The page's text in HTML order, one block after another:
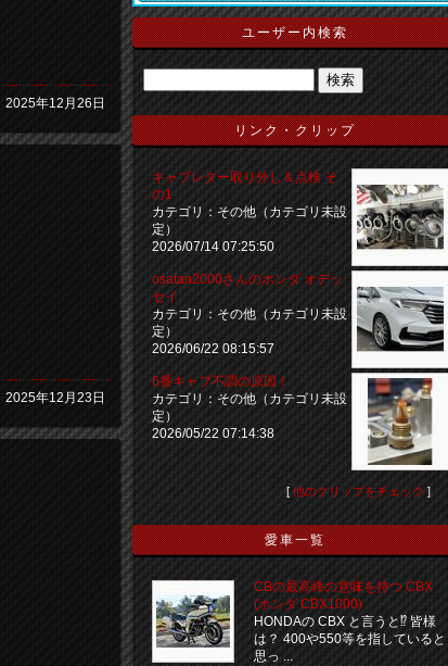
2025年12月26日
2025年12月23日
ユーザー内検索
リンク・クリップ
キャブレター取り外し＆点検 そ
の1
カテゴリ：その他（カテゴリ未設
定）
2026/07/14 07:25:50
osatan2000さんのホンダ オデッ
セイ
カテゴリ：その他（カテゴリ未設
定）
2026/06/22 08:15:57
6番キャブ不調の原因！
カテゴリ：その他（カテゴリ未設
定）
2026/05/22 07:14:38
[他のクリップをチェック ]
愛車一覧
CBの最高峰の意味を持つ CBX
(ホンダ CBX1000)
HONDAの CBX と言うと⁉︎ 皆様
は？ 400や550等を指していると
思っ ...